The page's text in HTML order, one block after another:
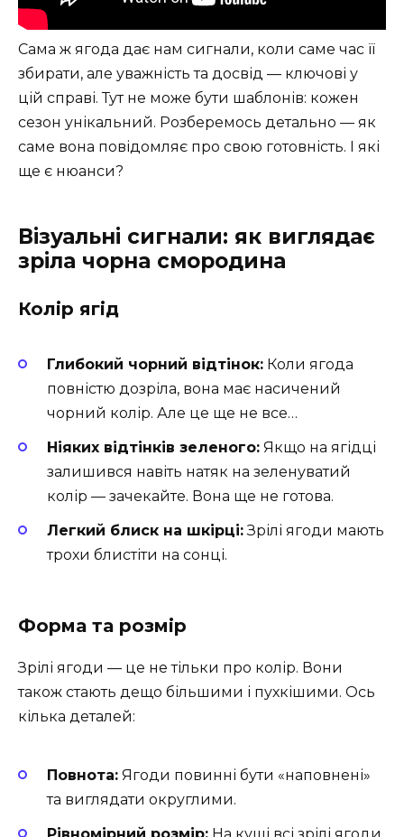
Сама ж ягода дає нам сигнали, коли саме час її
збирати, але уважність та досвід — ключові у
цій справі. Тут не може бути шаблонів: кожен
сезон унікальний. Розберемось детально — як
саме вона повідомляє про свою готовність. І які
ще є нюанси?
Візуальні сигнали: як виглядає
зріла чорна смородина
Колір ягід
Глибокий чорний відтінок: Коли ягода
повністю дозріла, вона має насичений
чорний колір. Але це ще не все…
Ніяких відтінків зеленого: Якщо на ягідці
залишився навіть натяк на зеленуватий
колір — зачекайте. Вона ще не готова.
Легкий блиск на шкірці:Зрілі ягоди мають
трохи блистіти на сонці.
Форма та розмір
Зрілі ягоди — це не тільки про колір. Вони
також стають дещо більшими і пухкішими. Ось
кілька деталей:
Повнота: Ягоди повинні бути «наповнені»
та виглядати округлими.